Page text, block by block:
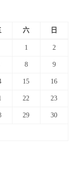
六 日
1 2
8 9
15 16
22 23
29 30